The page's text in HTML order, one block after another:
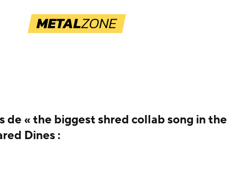
de « the biggest shred collab song in the
Dines :